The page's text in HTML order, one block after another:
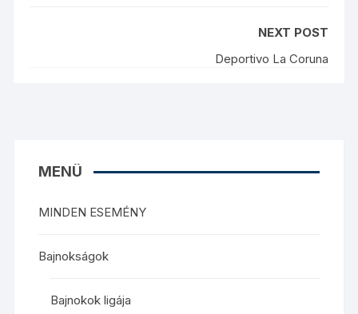
NEXT POST
Deportivo La Coruna
MENÜ
MINDEN ESEMÉNY
Bajnokságok
Bajnokok ligája